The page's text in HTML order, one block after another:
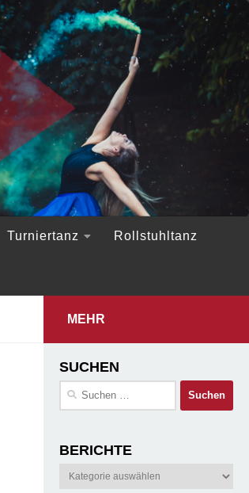
Turniertanz Rollstuhltanz
MEHR
SUCHEN
Suchen
BERICHTE
Berichte